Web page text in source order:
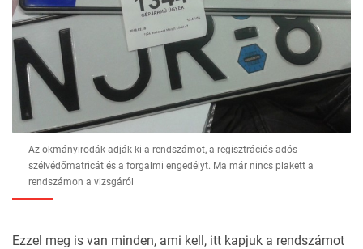
Az okmányirodák adják ki a rendszámot, a regisztrációs adós
szélvédőmatricát és a forgalmi engedélyt. Ma már nincs plakett a
rendszámon a vizsgáról
Ezzel meg is van minden, ami kell, itt kapjuk a rendszámot